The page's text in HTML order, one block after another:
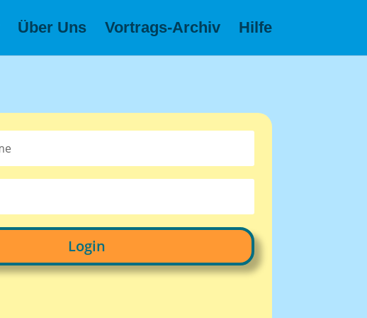
Über Uns Vortrags-Archiv Hilfe
Login